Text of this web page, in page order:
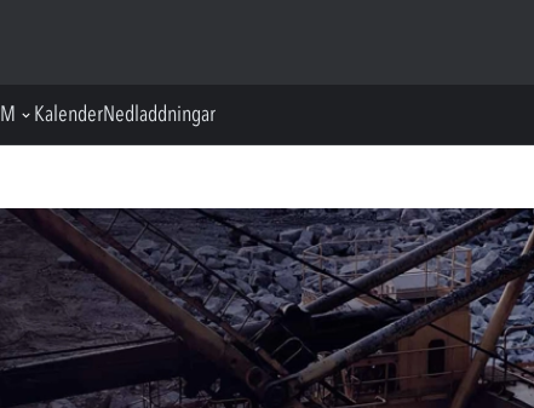
KalenderNedladdningar